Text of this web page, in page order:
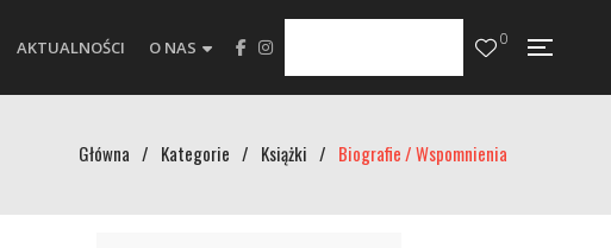
AKTUALNOŚCI O NAS 0
Główna / Kategorie / Książki / Biografie / Wspomnienia